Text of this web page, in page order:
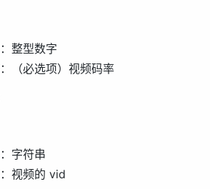
整型数字
（必选项）视频码率
字符串
视频的 vid